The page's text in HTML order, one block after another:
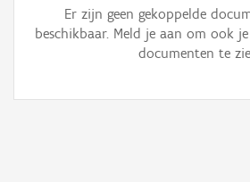
Er zijn geen gekoppelde
beschikbaar. Meld je aan om ook
documenten te